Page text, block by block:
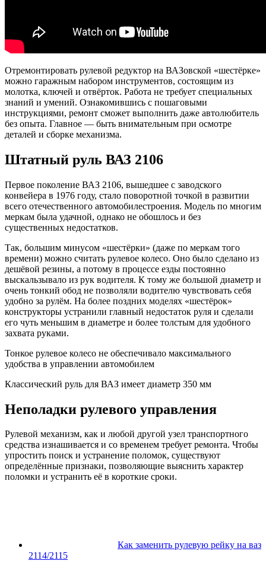
Отремонтировать рулевой редуктор на ВАЗовской «шестёрке»
можно гаражным набором инструментов, состоящим из
молотка, ключей и отвёрток. Работа не требует специальных
знаний и умений. Ознакомившись с пошаговыми
инструкциями, ремонт сможет выполнить даже автолюбитель
без опыта. Главное — быть внимательным при осмотре
деталей и сборке механизма.
Штатный руль ВАЗ 2106
Первое поколение ВАЗ 2106, вышедшее с заводского
конвейера в 1976 году, стало поворотной точкой в развитии
всего отечественного автомобилестроения. Модель по многим
меркам была удачной, однако не обошлось и без
существенных недостатков.
Так, большим минусом «шестёрки» (даже по меркам того
времени) можно считать рулевое колесо. Оно было сделано из
дешёвой резины, а потому в процессе езды постоянно
выскальзывало из рук водителя. К тому же большой диаметр и
очень тонкий обод не позволяли водителю чувствовать себя
удобно за рулём. На более поздних моделях «шестёрок»
конструкторы устранили главный недостаток руля и сделали
его чуть меньшим в диаметре и более толстым для удобного
захвата руками.
Тонкое рулевое колесо не обеспечивало максимального
удобства в управлении автомобилем
Классический руль для ВАЗ имеет диаметр 350 мм
Неполадки рулевого управления
Рулевой механизм, как и любой другой узел транспортного
средства изнашивается и со временем требует ремонта. Чтобы
упростить поиск и устранение поломок, существуют
определённые признаки, позволяющие выяснить характер
поломки и устранить её в короткие сроки.
Как заменить рулевую рейку на ваз
2114/2115